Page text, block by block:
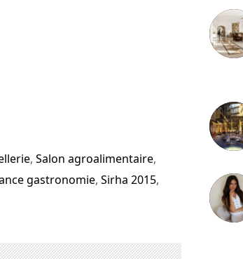
, Salon agroalimentaire,
gastronomie, Sirha 2015,